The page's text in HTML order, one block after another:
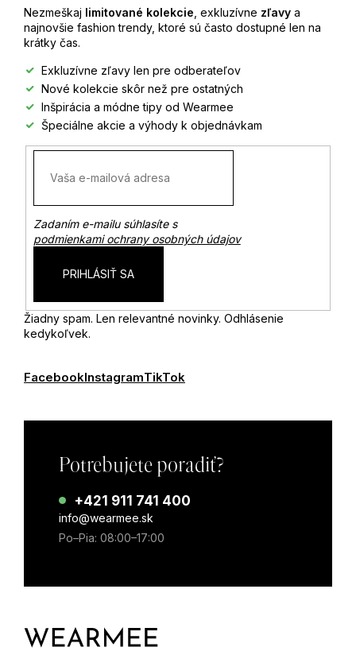
Nezmeškaj limitované kolekcie , exkluzívne zľavy a
najnovšie fashion trendy, ktoré sú často dostupné len na
krátky čas.
Exkluzívne zľavy len pre odberateľov
Nové kolekcie skôr než pre ostatných
Inšpirácia a módne tipy od Wearmee
Špeciálne akcie a výhody k objednávkam
Zadaním e-mailu súhlasíte s
podmienkami ochrany osobných údajov
PRIHLÁSIŤ SA
Žiadny spam. Len relevantné novinky. Odhlásenie
kedykoľvek.
FacebookInstagramTikTok
Potrebujete poradiť?
+421 911 741 400
info@wearmee.sk
Po–Pia: 08:00–17:00